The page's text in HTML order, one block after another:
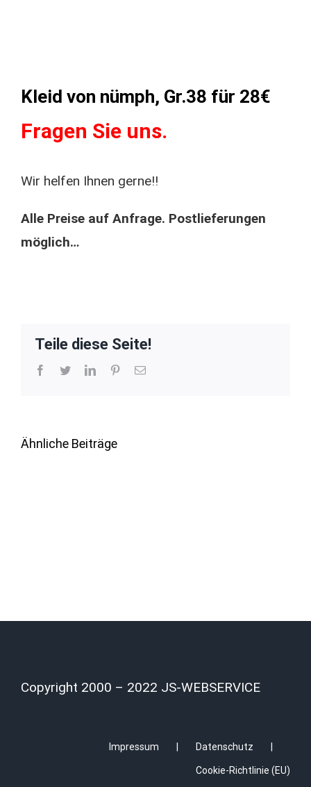
Kleid von nümph, Gr.38 für 28€
Fragen Sie uns.
Wir helfen Ihnen gerne!!
Alle Preise auf Anfrage. Postlieferungen
möglich…
Teile diese Seite!
Facebook
TwitterLinkedInPinterest
E-
Ähnliche Beiträge
Copyright 2000 – 2022 JS-WEBSERVICE
Impressum Datenschutz
Cookie-Richtlinie (EU)